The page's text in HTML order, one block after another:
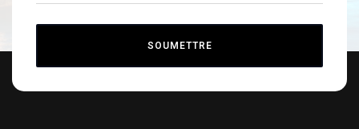
SOUMETTRE